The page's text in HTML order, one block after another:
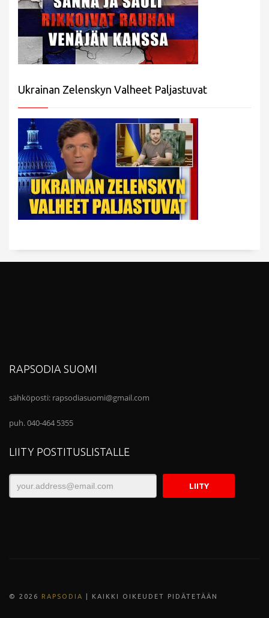
Ukrainan Zelenskyn Valheet Paljastuvat
RAPSODIA SUOMI
sähköposti: rapsodiasuomi@gmail.com
puh. 040-464 5355
LIITY POSTITUSLISTALLE
© 202 6 RAPSODIA | KAIKKI OIKEUDET PIDÄTETÄÄN